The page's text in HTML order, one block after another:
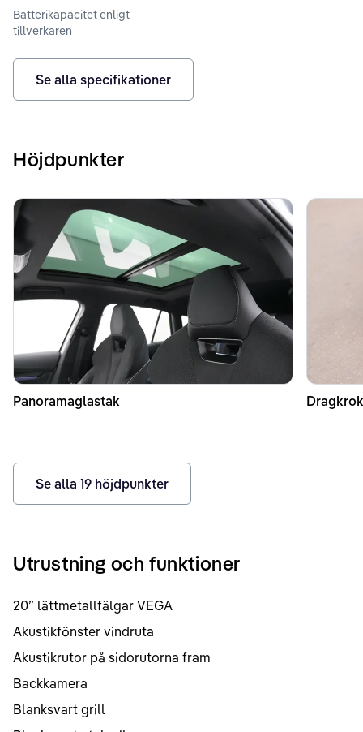
Batterikapacitet enligt
tillverkaren
Se alla specifikationer
Höjdpunkter
Panoramaglastak
Se alla 19 höjdpunkter
Utrustning och funktioner
20” lättmetallfälgar VEGA
Akustikfönster vindruta
Akustikrutor på sidorutorna fram
Backkamera
Blanksvart grill